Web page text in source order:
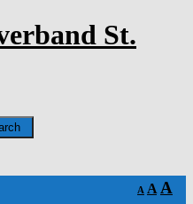
St.
A A A